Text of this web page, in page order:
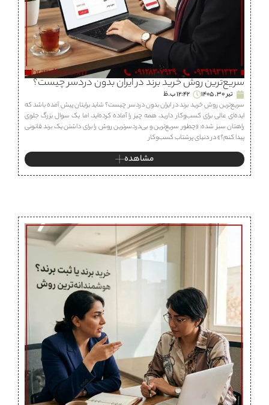
سریع‌ترین روش خرید برند در ایران بدون دردسر چیست؟
تیر 30, 1405
12:42 ب.ظ
سریع‌ترین روش خرید برند در ایران بدون دردسر چیست؟ شاید برایتان پیش آمده باشد که
ایده‌ای عالی برای کسب‌وکار دارید، همه چیز را آماده کرده‌اید، اما یک سوال بزرگ جلوی
راهتان سبز شده: «چطور سریع‌ترین و بی‌دردسرترین روش را برای داشتن یک برند قانونی
پیدا کنم؟» در دنیای پرشتاب کسب‌وکار
مشاهده